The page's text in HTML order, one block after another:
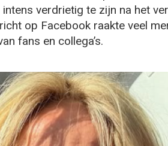
verdrietig te zijn na het
op Facebook raakte veel
fans en collega’s.